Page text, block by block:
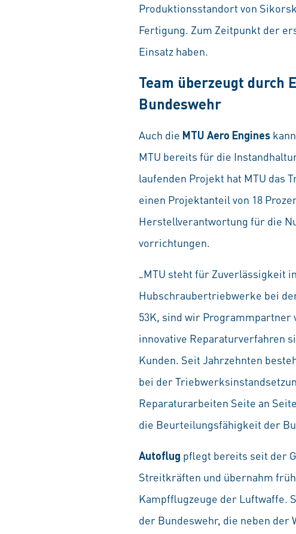
Produktionsstandort von
Fertigung. Zum Zeitpunkt der
Einsatz haben.
Team überzeugt
Bundeswehr
Auch die MTU Aero Engines
MTU bereits für die
laufenden Projekt hat MTU das
einen Projektanteil von 18
Herstellverantwortung für die
vorrichtungen.
„MTU steht für Zuverlässigkeit
Hubschraubertriebwerke bei
53K, sind wir Programmpartner
innovative Reparaturverfahren
Kunden. Seit Jahrzehnten
bei der
Reparaturarbeiten Seite an
die Beurteilungsfähigkeit der
Autoflug pflegt bereits seit der
Streitkräften und übernahm
Kampfflugzeuge der Luftwaffe.
der Bundeswehr, die neben der